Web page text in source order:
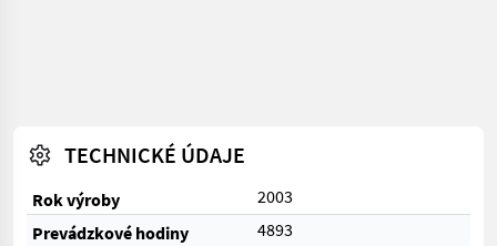
TECHNICKÉ ÚDAJE
Rok výroby
2003
Prevádzkové hodiny
4893